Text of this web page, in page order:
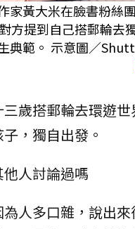
家黃大米在臉書粉絲
方提到自己搭郵輪去
典範。 示意圖／
歲搭郵輪去環遊世
，獨自出發。
人討論過嗎
人多口雜，說出